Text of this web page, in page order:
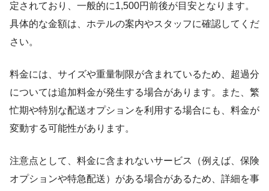
定されており、一般的に1,500円前後が目安となります。
具体的な金額は、ホテルの案内やスタッフに確認してくだ
さい。
料金には、サイズや重量制限が含まれているため、超過分
については追加料金が発生する場合があります。また、繁
忙期や特別な配送オプションを利用する場合にも、料金が
変動する可能性があります。
注意点として、料金に含まれないサービス（例えば、保険
オプションや特急配送）がある場合があるため、詳細を事